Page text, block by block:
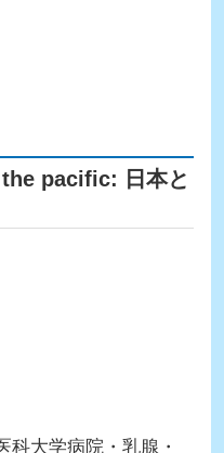
pacific: 日本と
科大学病院・乳腺・